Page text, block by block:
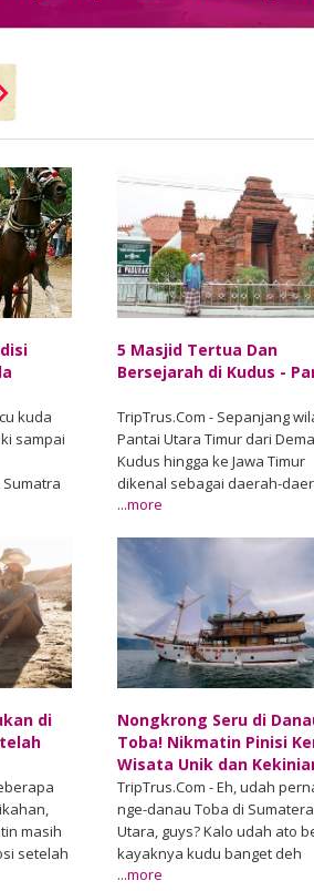
kuda
sampai
bogi
serta
absen
Ini
agar
biasa.
namun
roda
sejak
kereta
5 Masjid Tertua Dan
Bersejarah di Kudus -
TripTrus.Com - Sepanjang
Pantai Utara Timur dari
Kudus hingga ke Jawa Timur
dikenal sebagai daerah-
persinggahan para
Tak heran, jika budaya dan
sisa peninggalan sejarah
masih melekat di daerah
Seperti di Kota Kudus,
makam Sunan Muria dan
Kudus, sebagai penyebar
Islam yang sampai sekarang
peziarah. Dengan
tokoh tersebut, banyak
meninggalkan kisah dan
kebudayaan Islam yang
dapat dijumpai di sejumlah
tempat. Salah satunya
peninggalan masjid-masjid
memiliki sejarah panjang.
...more
di
masih
setelah
Nongkrong Seru di
Toba! Nikmatin Pinisi
Wisata Unik dan
TripTrus.Com - Eh, udah
nge-danau Toba di Sumatera
Utara, guys? Kalo udah ato
kayaknya kudu banget deh
mampir ke spot wisata
...more